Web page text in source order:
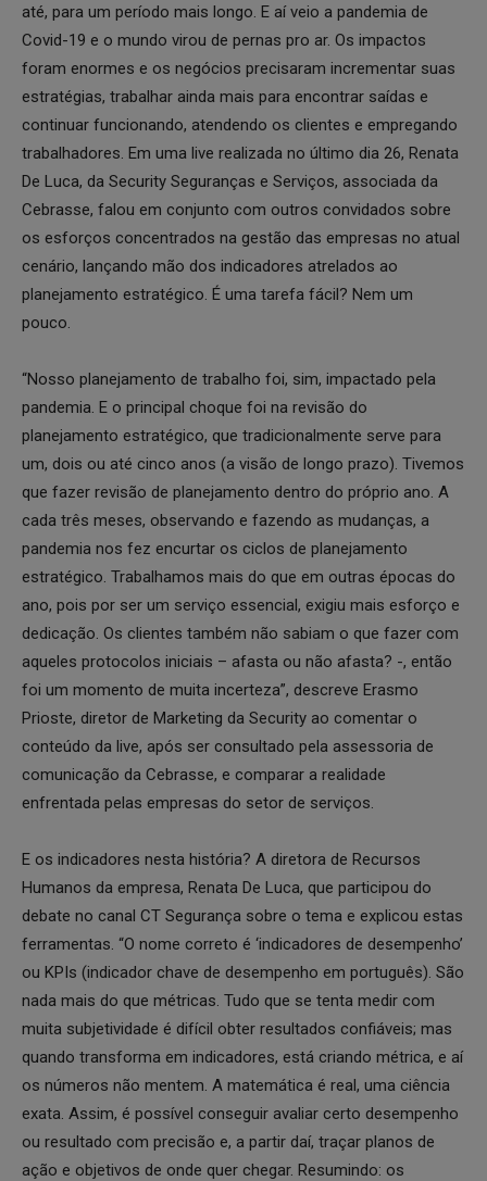
até, para um período mais longo. E aí veio a pandemia de
Covid-19 e o mundo virou de pernas pro ar. Os impactos
foram enormes e os negócios precisaram incrementar suas
estratégias, trabalhar ainda mais para encontrar saídas e
continuar funcionando, atendendo os clientes e empregando
trabalhadores. Em uma live realizada no último dia 26, Renata
De Luca, da Security Seguranças e Serviços, associada da
Cebrasse, falou em conjunto com outros convidados sobre
os esforços concentrados na gestão das empresas no atual
cenário, lançando mão dos indicadores atrelados ao
planejamento estratégico. É uma tarefa fácil? Nem um
pouco.
“Nosso planejamento de trabalho foi, sim, impactado pela
pandemia. E o principal choque foi na revisão do
planejamento estratégico, que tradicionalmente serve para
um, dois ou até cinco anos (a visão de longo prazo). Tivemos
que fazer revisão de planejamento dentro do próprio ano. A
cada três meses, observando e fazendo as mudanças, a
pandemia nos fez encurtar os ciclos de planejamento
estratégico. Trabalhamos mais do que em outras épocas do
ano, pois por ser um serviço essencial, exigiu mais esforço e
dedicação. Os clientes também não sabiam o que fazer com
aqueles protocolos iniciais – afasta ou não afasta? -, então
foi um momento de muita incerteza”, descreve Erasmo
Prioste, diretor de Marketing da Security ao comentar o
conteúdo da live, após ser consultado pela assessoria de
comunicação da Cebrasse, e comparar a realidade
enfrentada pelas empresas do setor de serviços.
E os indicadores nesta história? A diretora de Recursos
Humanos da empresa, Renata De Luca, que participou do
debate no canal CT Segurança sobre o tema e explicou estas
ferramentas. “O nome correto é ‘indicadores de desempenho’
ou KPIs (indicador chave de desempenho em português). São
nada mais do que métricas. Tudo que se tenta medir com
muita subjetividade é difícil obter resultados confiáveis; mas
quando transforma em indicadores, está criando métrica, e aí
os números não mentem. A matemática é real, uma ciência
exata. Assim, é possível conseguir avaliar certo desempenho
ou resultado com precisão e, a partir daí, traçar planos de
ação e objetivos de onde quer chegar. Resumindo: os